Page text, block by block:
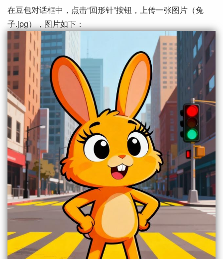
在豆包对话框中，点击“回形针”按钮，上传一张图片（兔
子.jpg），图片如下：